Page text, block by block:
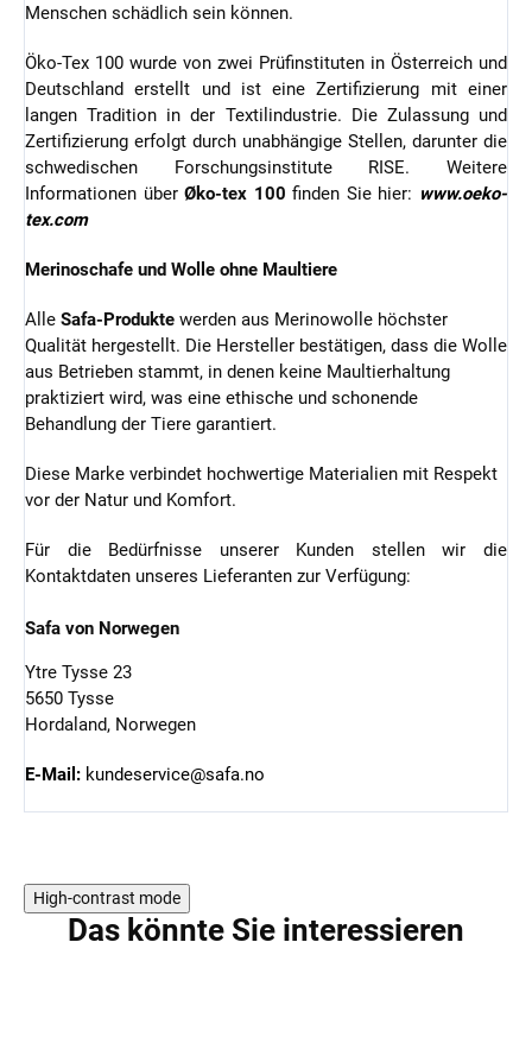
Menschen schädlich sein können.
Öko-Tex 100 wurde von zwei Prüfinstituten in Österreich und
Deutschland erstellt und ist eine Zertifizierung mit einer
langen Tradition in der Textilindustrie. Die Zulassung und
Zertifizierung erfolgt durch unabhängige Stellen, darunter die
schwedischen Forschungsinstitute RISE. Weitere
Informationen überØko-tex 100 finden Sie hier: www.oeko-
tex.com
Merinoschafe und Wolle ohne Maultiere
Alle Safa-Produkte werden aus Merinowolle höchster
Qualität hergestellt. Die Hersteller bestätigen, dass die Wolle
aus Betrieben stammt, in denen keine Maultierhaltung
praktiziert wird, was eine ethische und schonende
Behandlung der Tiere garantiert.
Diese Marke verbindet hochwertige Materialien mit Respekt
vor der Natur und Komfort.
Für die Bedürfnisse unserer Kunden stellen wir die
Kontaktdaten unseres Lieferanten zur Verfügung:
Safa von Norwegen
Ytre Tysse 23
5650 Tysse
Hordaland, Norwegen
E-Mail: kundeservice@safa.no
High-contrast mode
Das könnte Sie interessieren